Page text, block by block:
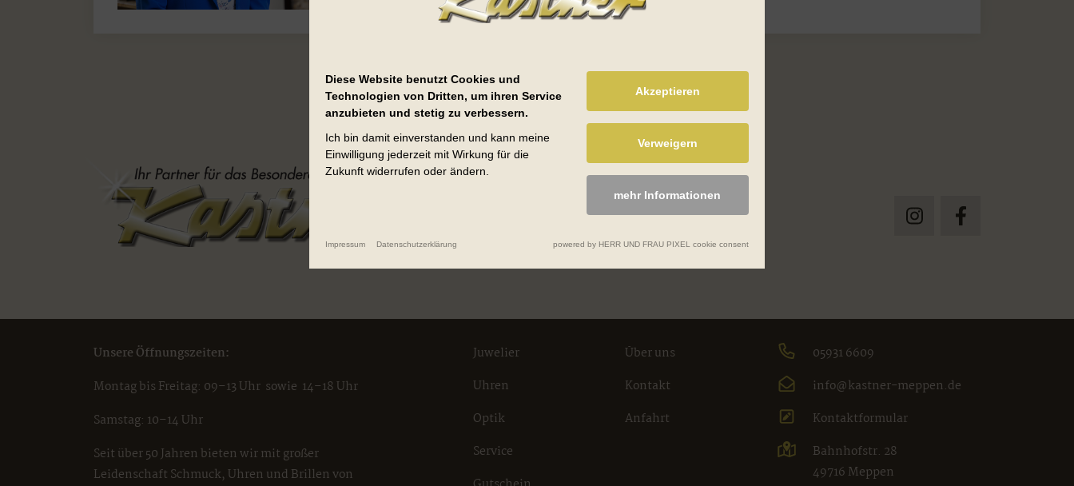
Unsere Öffnungszeiten:
Montag bis Freitag: 09–13 Uhr sowie 14–18 Uhr
Samstag: 10–14 Uhr
Seit über 50 Jahren bieten wir mit großer
Leidenschaft Schmuck, Uhren und Brillen von
Juwelier
Uhren
Optik
Service
Über uns
Kontakt
Anfahrt
05931 6609
info@kastner-meppen.de
Kontaktformular
Bahnhofstr. 28
49716 Meppen
Diese Website benutzt Cookies und
Technologien von Dritten, um ihren Service
anzubieten und stetig zu verbessern.
Ich bin damit einverstanden und kann meine
Einwilligung jederzeit mit Wirkung für die
Zukunft widerrufen oder ändern.
Akzeptieren
Verweigern
mehr Informationen
Impressum Datenschutzerklärung powered by HERR UND FRAU PIXEL cookie consent